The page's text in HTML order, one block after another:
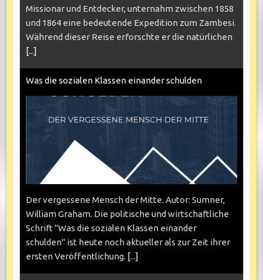
Missionar und Entdecker, unternahm zwischen 1858
und 1864 eine bedeutende Expedition zum Zambesi.
Während dieser Reise erforschte er die natürlichen
[...]
Was die sozialen Klassen einander schulden
Der vergessene Mensch der Mitte. Autor: Sumner,
William Graham. Die politische und wirtschaftliche
Schrift "Was die sozialen Klassen einander
schulden" ist heute noch aktueller als zur Zeit ihrer
ersten Veröffentlichung. [...]